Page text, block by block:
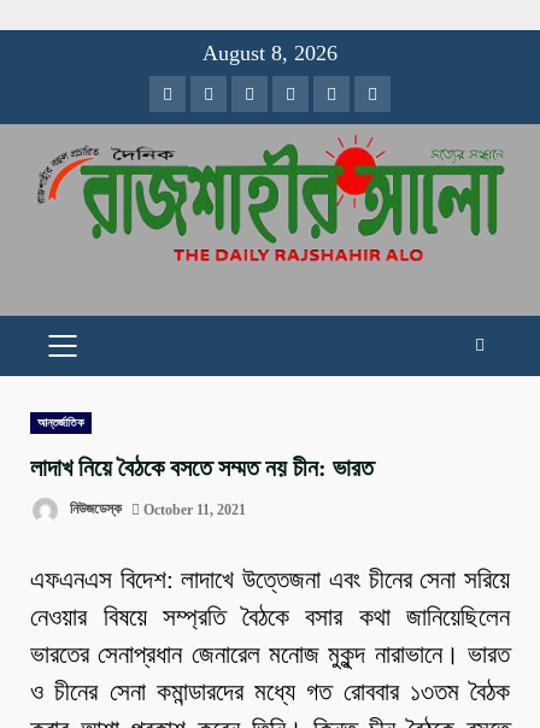
August 8, 2026
Facebook
TwitterInstagram
Youtube
VK LinkedIn
PRIMARY
আন্তর্জাতিক
লাদাখ নিয়ে বৈঠকে বসতে সম্মত নয় চীন: ভারত
নিউজডেস্ক October 11, 2021
এফএনএস বিদেশ: লাদাখে উত্তেজনা এবং চীনের সেনা সরিয়ে
নেওয়ার বিষয়ে সম্প্রতি বৈঠকে বসার কথা জানিয়েছিলেন
ভারতের সেনাপ্রধান জেনারেল মনোজ মুকুন্দ নারাভানে। ভারত
ও চীনের সেনা কমান্ডারদের মধ্যে গত রোববার ১৩তম বৈঠক